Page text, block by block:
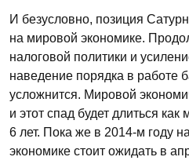
И безусловно, позиция
на мировой экономике.
налоговой политики и
наведение порядка в работе
усложнится. Мировой
и этот спад будет длиться
6 лет. Пока же в 2014-м году
экономике стоит ожидать в